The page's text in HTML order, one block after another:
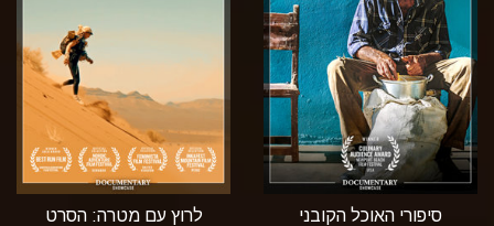
סיפורי האוכל הקובני
לרוץ עם מטרה: הסרט